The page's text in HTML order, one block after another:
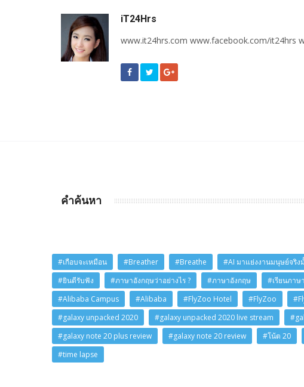
iT24Hrs
www.it24hrs.com www.facebook.com/it24hrs
คำค้นหา
#เกือบจะเหมือน #Breather #Breathe #AI มาแย่งงานมนุษย์จริง
#ยินดีรับฟัง
#ภาษาอังกฤษว่าอย่างไร ? #ภาษาอังกฤษ #เรียนภาษ
#Alibaba Campus
#Alibaba #FlyZoo Hotel #FlyZoo
#galaxy unpacked 2020
#galaxy unpacked 2020 live stream
#galaxy note 20 plus review
#galaxy note 20 review #โน้ต 20
#time lapse